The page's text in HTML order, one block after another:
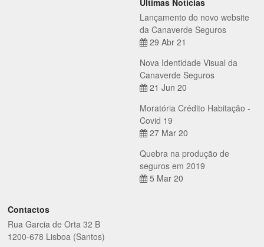
Lançamento do novo website
da Canaverde Seguros
29 Abr 21
Nova Identidade Visual da
Canaverde Seguros
21 Jun 20
Moratória Crédito Habitação -
Covid 19
27 Mar 20
Quebra na produção de
seguros em 2019
5 Mar 20
Contactos
Rua Garcia de Orta 32 B
1200-678 Lisboa (Santos)